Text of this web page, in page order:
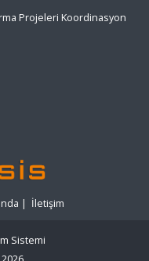
Projeleri Koordinasyon
| İletişim
Sistemi